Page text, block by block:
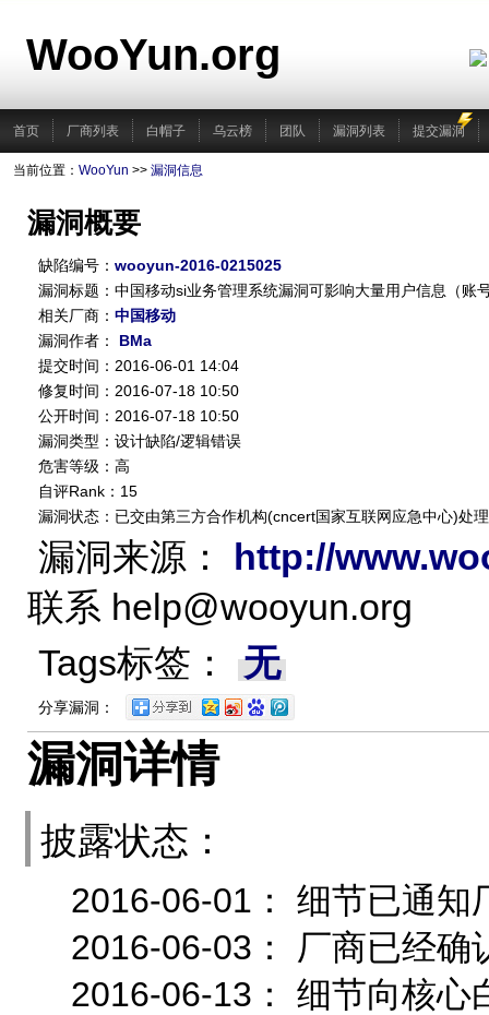
WooYun.org
首页 厂商列表 白帽子 乌云榜 团队 漏洞列表 提交漏洞
当前位置： WooYun >> 漏洞信息
漏洞概要
缺陷编号： wooyun-2016-0215025
漏洞标题：中国移动si业务管理系统漏洞可影响大量用户信息（账
相关厂商： 中国移动
漏洞作者： BMa
提交时间：2016-06-01 14:04
修复时间：2016-07-18 10:50
公开时间：2016-07-18 10:50
漏洞类型：设计缺陷/逻辑错误
危害等级：高
自评Rank：15
漏洞状态：已交由第三方合作机构(cncert国家互联网应急中心)处理
漏洞来源： http://
联系 help@wooyun.org
Tags标签：
无
分享漏洞：
漏洞详情
披露状态：
2016-06-01： 细节已通知
2016-06-03： 厂商已经确
2016-06-13： 细节向核心